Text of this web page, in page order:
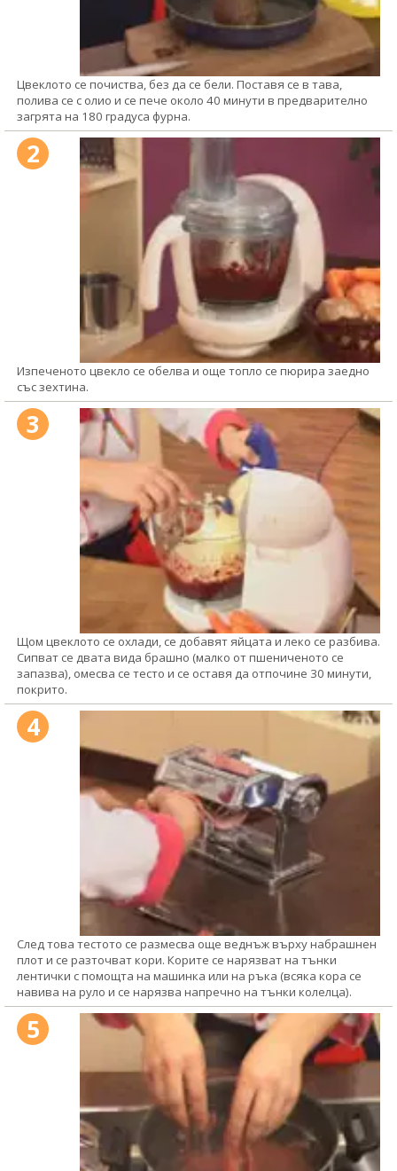
Цвеклото се почиства, без да се бели. Поставя се в тава,
полива се с олио и се пече около 40 минути в предварително
загрята на 180 градуса фурна.
2
Изпеченото цвекло се обелва и още топло се пюрира заедно
със зехтина.
3
Щом цвеклото се охлади, се добавят яйцата и леко се разбива.
Сипват се двата вида брашно (малко от пшениченото се
запазва), омесва се тесто и се оставя да отпочине 30 минути,
покрито.
4
След това тестото се размесва още веднъж върху набрашнен
плот и се разточват кори. Корите се нарязват на тънки
лентички с помощта на машинка или на ръка (всяка кора се
навива на руло и се нарязва напречно на тънки колелца).
5